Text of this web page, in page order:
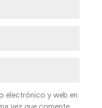
electrónico y web en